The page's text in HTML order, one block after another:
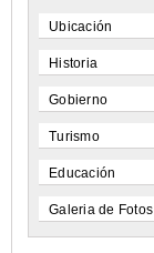
Ubicación
Historia
Gobierno
Turismo
Educación
Galeria de Fotos